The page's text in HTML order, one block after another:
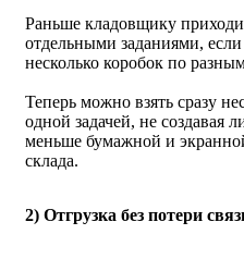
Раньше кладовщику
отдельными заданиями,
несколько коробок по
Теперь можно взять сразу
одной задачей, не создавая
меньше бумажной и
склада.
2) Отгрузка без потери